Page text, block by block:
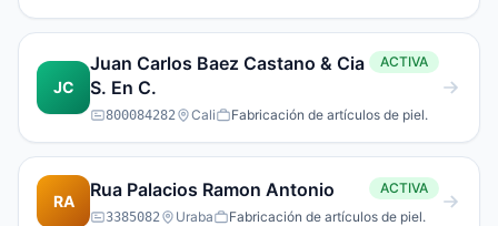
JC
Juan Carlos Baez Castano & Cia
S. En C.
ACTIVA
800084282 Cali Fabricación de artículos de piel.
RA
Rua Palacios Ramon Antonio ACTIVA
3385082 Uraba Fabricación de artículos de piel.